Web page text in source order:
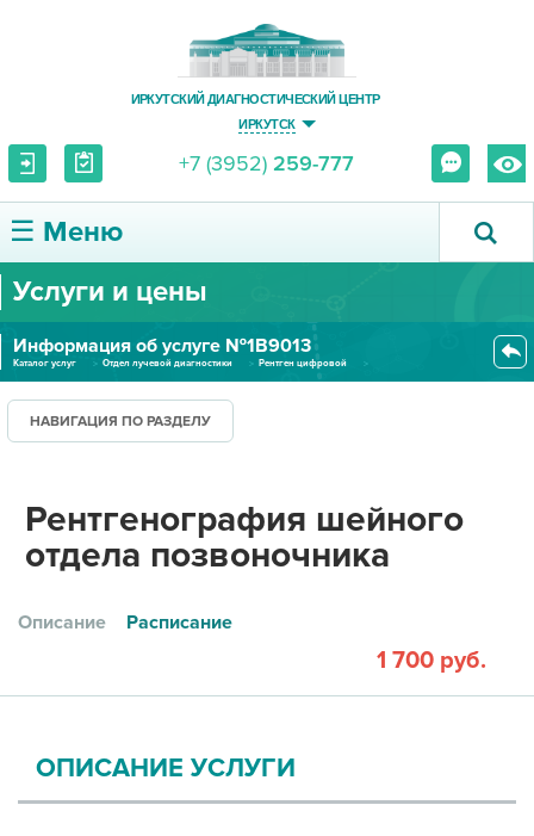
ИРКУТСКИЙ ДИАГНОСТИЧЕСКИЙ ЦЕНТР
ИРКУТСК
+7 (3952) 259-777
☰ Меню
О ЦЕНТРЕ
УСЛУГИ И ЦЕНЫ
ПАЦИЕНТУ
ПРАВОВАЯ ИНФОРМАЦИЯ
Услуги и цены
Информация об услуге №1В9013
Каталог услуг Отдел лучевой диагностики
Рентген цифровой
НАВИГАЦИЯ ПО РАЗДЕЛУ
Рентгенография шейного
отдела позвоночника
Описание Расписание
1 700 руб.
ОПИСАНИЕ УСЛУГИ